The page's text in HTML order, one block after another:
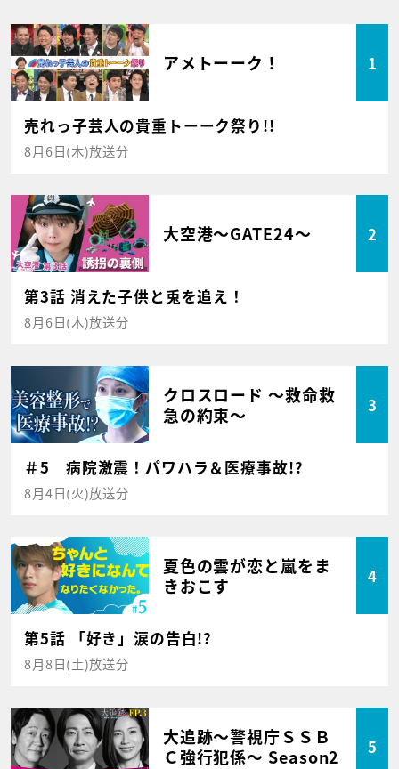
アメトーーク！ 1
売れっ子芸人の貴重トーーク祭り!!
8月6日(木)放送分
大空港～GATE24～ 2
第3話 消えた子供と兎を追え！
8月6日(木)放送分
クロスロード ～救命救
急の約束～
3
＃5 病院激震！パワハラ＆医療事故!?
8月4日(火)放送分
夏色の雲が恋と嵐をま
きおこす
4
第5話 「好き」涙の告白!?
8月8日(土)放送分
大追跡～警視庁ＳＳＢ
Ｃ強行犯係～ Season2
5